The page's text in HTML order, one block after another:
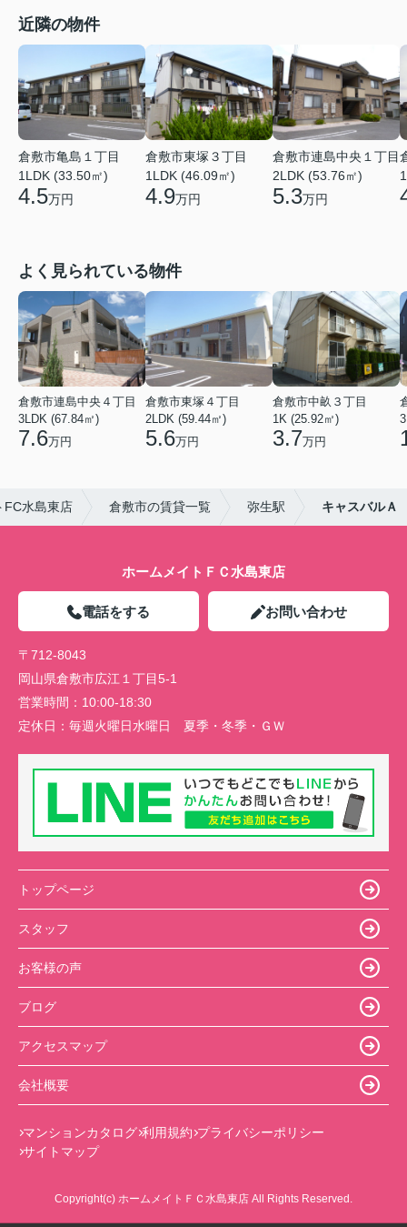
近隣の物件
倉敷市亀島１丁目
1LDK (33.50㎡)
4.5万円
倉敷市東塚３丁目
1LDK (46.09㎡)
4.9万円
倉敷市連島中央１丁目
2LDK (53.76㎡)
5.3万円
よく見られている物件
倉敷市連島中央４丁目
3LDK (67.84㎡)
7.6万円
倉敷市東塚４丁目
2LDK (59.44㎡)
5.6万円
倉敷市中畝３丁目
1K (25.92㎡)
3.7万円
FC水島東店 倉敷市の賃貸一覧 弥生駅 キャスバルＡ
ホームメイトＦＣ水島東店
電話をする お問い合わせ
〒712-8043
岡山県倉敷市広江１丁目5-1
営業時間： 10:00-18:30
定休日： 毎週火曜日水曜日 夏季・冬季・ＧＷ
トップページ
スタッフ
お客様の声
ブログ
アクセスマップ
会社概要
マンションカタログ 利用規約 プライバシーポリシー
サイトマップ
Copyright(c) ホームメイトＦＣ水島東店 All Rights Reserved.